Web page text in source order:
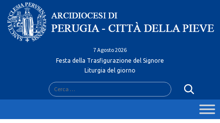
Skip
content
7 Agosto 2026
Festa della Trasfigurazione del Signore
Liturgia del giorno
Ricerca
per: